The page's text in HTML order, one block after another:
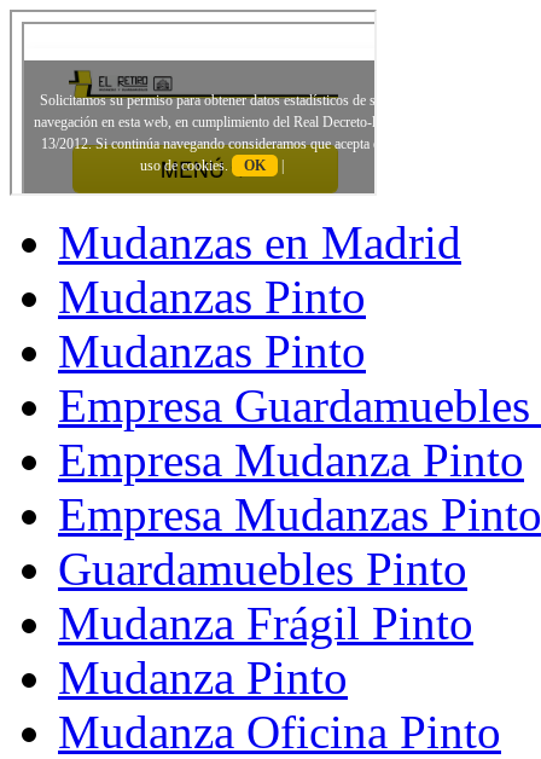
Mudanzas en Madrid
Mudanzas Pinto
Mudanzas Pinto
Empresa
Empresa Mudanza Pinto
Empresa Mudanzas Pinto
Guardamuebles Pinto
Mudanza Frágil Pinto
Mudanza Pinto
Mudanza Oficina Pinto